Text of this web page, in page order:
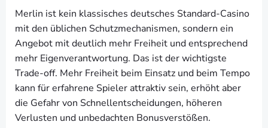
Merlin ist kein klassisches deutsches Standard-Casino
mit den üblichen Schutzmechanismen, sondern ein
Angebot mit deutlich mehr Freiheit und entsprechend
mehr Eigenverantwortung. Das ist der wichtigste
Trade-off. Mehr Freiheit beim Einsatz und beim Tempo
kann für erfahrene Spieler attraktiv sein, erhöht aber
die Gefahr von Schnellentscheidungen, höheren
Verlusten und unbedachten Bonusverstößen.